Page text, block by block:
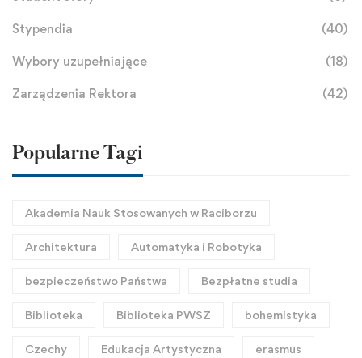
Stypendia (40)
Wybory uzupełniające (18)
Zarządzenia Rektora (42)
Popularne Tagi
Akademia Nauk Stosowanych w Raciborzu
Architektura Automatyka i Robotyka
bezpieczeństwo Państwa Bezpłatne studia
Biblioteka Biblioteka PWSZ bohemistyka
Czechy Edukacja Artystyczna erasmus